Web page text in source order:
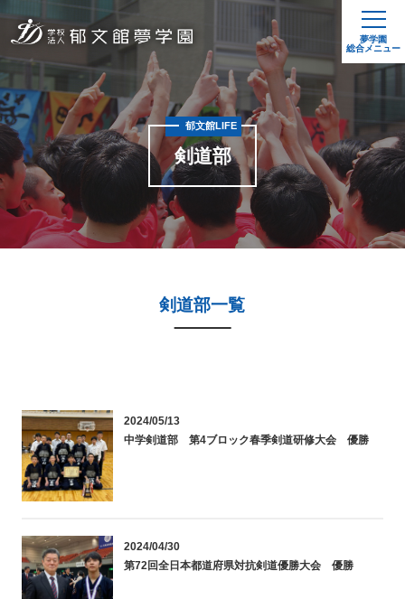
夢学園
総合メニュー
剣道部
郁文館LIFE
剣道部一覧
2024/05/13
中学剣道部 第4ブロック春季剣道研修大会 優勝
2024/04/30
第72回全日本都道府県対抗剣道優勝大会 優勝